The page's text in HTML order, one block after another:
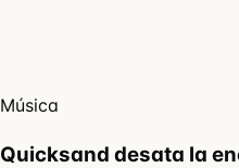
Música
Quicksand desata la